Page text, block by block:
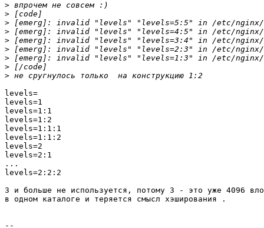
>
>
>
>
>
>
>
>
>
levels=
levels=1
levels=1:1
levels=1:2
levels=1:1:1
levels=1:1:2
levels=2
levels=2:1
...
levels=2:2:2
3 и больше не используется, потому 3 - это уже 4096
в одном каталоге и теряется смысл хэширования .
--